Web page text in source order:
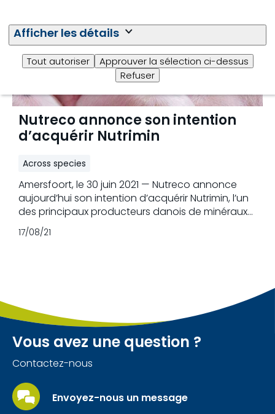
Afficher les détails
Tout autoriser
Approuver la sélection ci-dessus
Refuser
Nutreco annonce son intention
d’acquérir Nutrimin
Across species
Amersfoort, le 30 juin 2021 — Nutreco annonce
aujourd’hui son intention d’acquérir Nutrimin, l’un
des principaux producteurs danois de minéraux
et concentrés agricoles et d’aliments pour
porcelets.
17/08/21
Vous avez une question ?
Contactez-nous
Envoyez-nous un message